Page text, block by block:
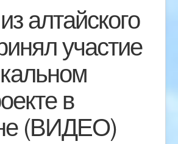
алтайского
участие
в
(ВИДЕО)